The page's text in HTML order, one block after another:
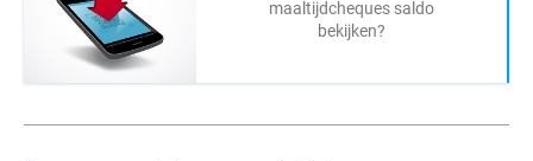
maaltijdcheques saldo
bekijken?